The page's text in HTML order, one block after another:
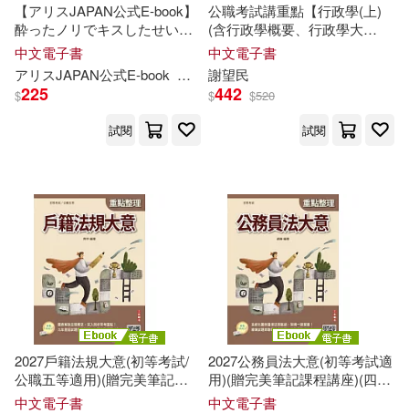
【アリスJAPAN公式E-book】
酔ったノリでキスしたせいで
経理のメガネ女子に惚れられ
てしまい…翌朝から意外すぎ
る巨乳で連日誘惑された僕は
何度も乳揉み接吻中出しして
しまった 羽月乃蒼 Vol.1 (電子
中文電子書
アリスJAPAN公式E-book 羽月乃蒼
$225
試閱
公職考試講重點【行政學(上)
(含行政學概要、行政學大
意)】[適用三等、四等、五等/
高考、普考、地方特考](二版)
(MJ0304) (電子書)
中文電子書
謝望民
$442 $520
試閱
2027戶籍法規大意(初等考試/
公職五等適用)(贈完美筆記課
程講座) (電子書)
中文電子書
2027公務員法大意(初等考試適
用)(贈完美筆記課程講座)(四
版) (電子書)
中文電子書